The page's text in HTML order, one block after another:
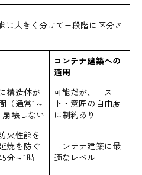
は大きく分けて三段階に区分さ
コンテナ建築への
適用
構造体が
（通常1～
崩壊しない
可能だが、コス
ト・意匠の自由度
に制約あり
火性能を
焼を防ぐ
分～1時
コンテナ建築に最
適なレベル